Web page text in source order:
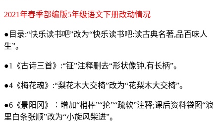
2021年春季部编版5年级语文下册改动情况
●目录:“快乐读书吧”改为“快乐读书吧:读古典名著,品百味人
生”。
●1《古诗三首》:“钲”注释删去“形状像钟,有长柄”。
●4《梅花魂》:“梨花木大交椅”改为“花梨木大交椅”。
●6《景阳冈》∶增加“梢棒”“抡”“疏软”注释;课后资料袋图“浪
里白条张顺”改为“小旋风柴进”。